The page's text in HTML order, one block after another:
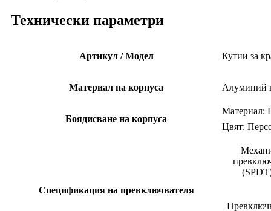
Технически параметри
Артикул / Модел Кутии за
Материал на корпуса Алуминий
Боядисване на корпуса
Материал:
Цвят:
Спецификация на превключвателя